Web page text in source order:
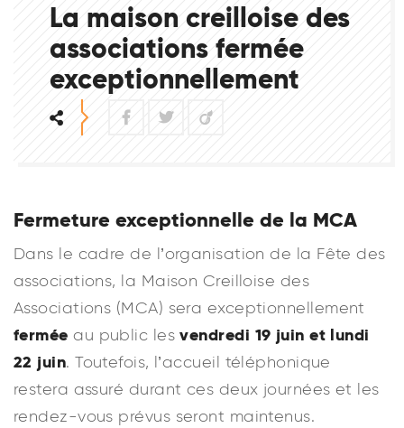
La maison creilloise des
associations fermée
exceptionnellement
FacebookTwitterViadeo
Fermeture exceptionnelle de la MCA
Dans le cadre de l’organisation de la Fête des
associations, la Maison Creilloise des
Associations (MCA) sera exceptionnellement
ferméeau public lesvendredi 19 juin et lundi
22 juin. Toutefois, l’accueil téléphonique
restera assuré durant ces deux journées et les
rendez-vous prévus seront maintenus.